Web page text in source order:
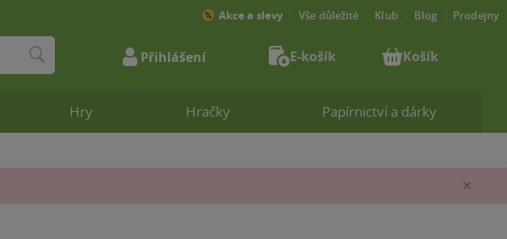
Hry Hračky Papírnictví a dárky
Akce a slevy Vše důležité Klub Blog Prodejny
Přihlášení E-košík Košík